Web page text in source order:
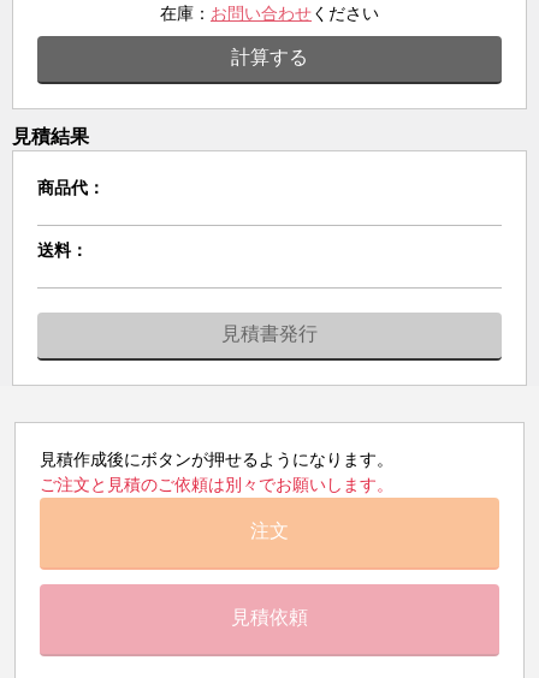
在庫： お問い合わせください
計算する
見積結果
商品代：
送料：
見積書発行
見積作成後にボタンが押せるようになります。
ご注文と見積のご依頼は別々でお願いします。
注文
見積依頼